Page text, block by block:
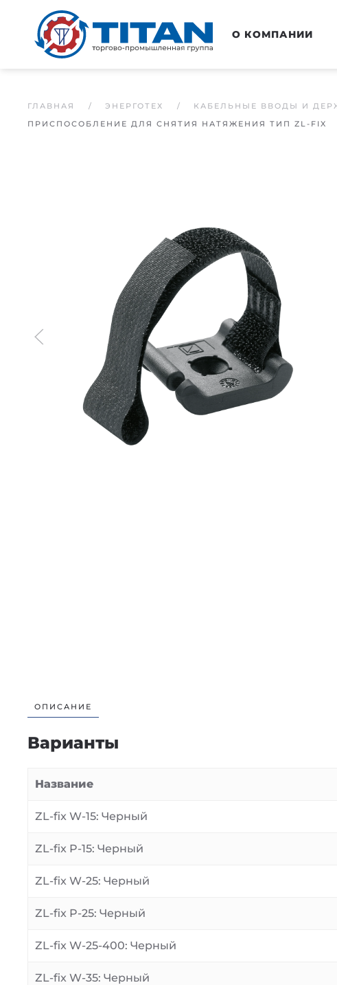
Перейти к основному содержанию О КОМПАНИИ
ГЛАВНАЯ ЭНЕРГОТЕХ КАБЕЛЬНЫЕ ВВОДЫ И
ПРИСПОСОБЛЕНИЕ ДЛЯ СНЯТИЯ НАТЯЖЕНИЯ ТИП ZL-FIX
ОПИСАНИЕ
Варианты
Название
ZL-fix W-15: Черный
ZL-fix P-15: Черный
ZL-fix W-25: Черный
ZL-fix P-25: Черный
ZL-fix W-25-400: Черный
ZL-fix W-35: Черный